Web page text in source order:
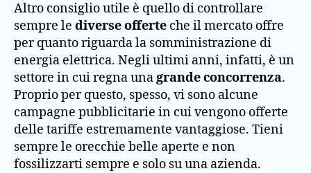
Altro consiglio utile è quello di controllare
sempre le diverse offerte che il mercato offre
per quanto riguarda la somministrazione di
energia elettrica. Negli ultimi anni, infatti, è un
settore in cui regna unagrande concorrenza.
Proprio per questo, spesso, vi sono alcune
campagne pubblicitarie in cui vengono offerte
delle tariffe estremamente vantaggiose. Tieni
sempre le orecchie belle aperte e non
fossilizzarti sempre e solo su una azienda.